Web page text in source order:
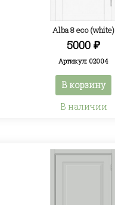
Alba 8 eco (white)
5000₽
Артикул: 02004
В корзину
В наличии